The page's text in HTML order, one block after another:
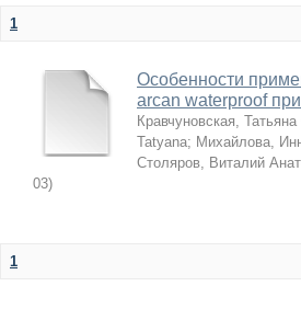
1
Особенности
arcan waterproof
Кравчуновская,
Tatyana; Михайлова,
Столяров, Виталий
03)
1